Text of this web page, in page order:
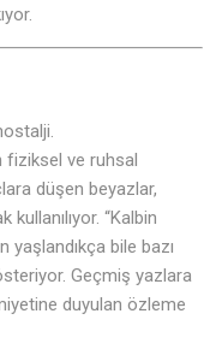
fiziksel ve ruhsal
düşen beyazlar,
kullanılıyor. “Kalbin
yaşlandıkça bile bazı
Geçmiş yazlara
duyulan özleme